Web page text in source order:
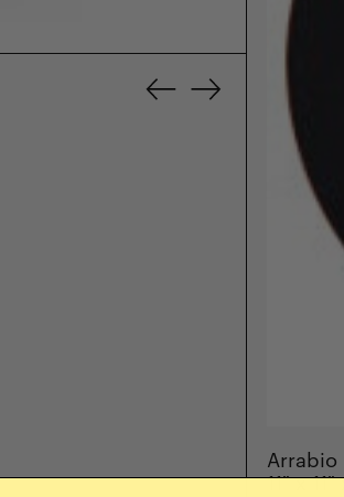
Anterior
diapositiva
Siguiente
diapositiva
Arrabio
11" x